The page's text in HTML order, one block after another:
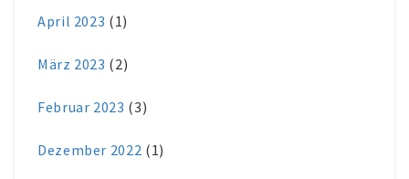
April 2023 (1)
März 2023 (2)
Februar 2023 (3)
Dezember 2022 (1)